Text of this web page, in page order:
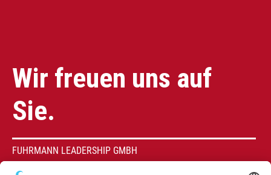
Wir freuen uns auf
Sie.
FUHRMANN LEADERSHIP GMBH